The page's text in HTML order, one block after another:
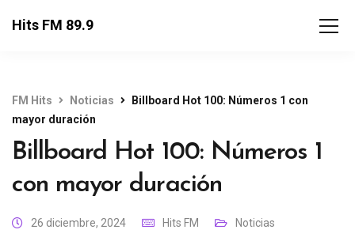
Hits FM 89.9
FM Hits Noticias
Billboard Hot 100: Números 1 con
mayor duración
Billboard Hot 100: Números 1
con mayor duración
26 diciembre, 2024 Hits FM Noticias